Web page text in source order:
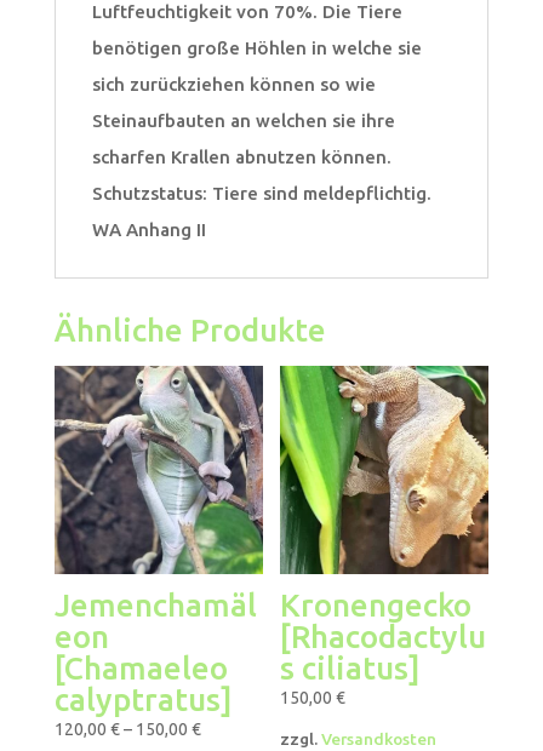
Luftfeuchtigkeit von 70%. Die Tiere
benötigen große Höhlen in welche sie
sich zurückziehen können so wie
Steinaufbauten an welchen sie ihre
scharfen Krallen abnutzen können.
Schutzstatus: Tiere sind meldepflichtig.
WA Anhang II
Ähnliche Produkte
Jemenchamäl
eon
[Chamaeleo
calyptratus]
120,00 €– 150,00 €
Kronengecko
[Rhacodactylu
s ciliatus]
150,00€
zzgl.Versandkosten